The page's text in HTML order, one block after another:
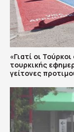
«Γιατί οι
τουρκικής
γείτονες